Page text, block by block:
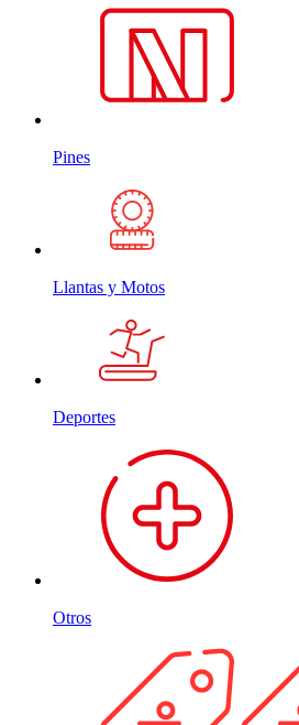
Pines
Llantas y Motos
Deportes
Otros